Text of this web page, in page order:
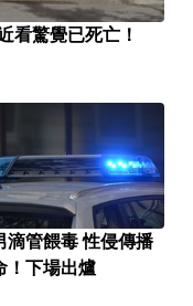
看驚覺已死亡！
滴管餵毒 性侵傳播
！下場出爐